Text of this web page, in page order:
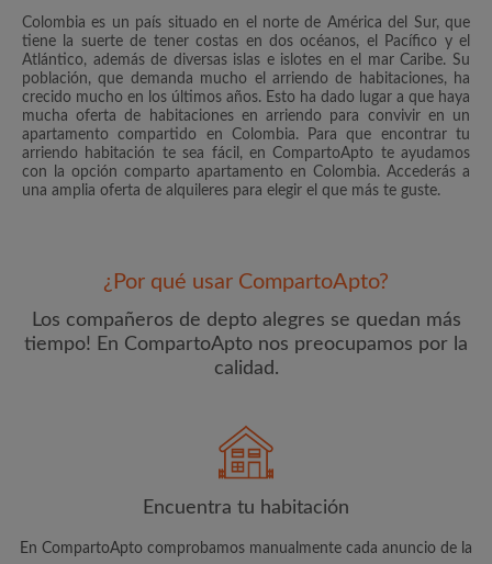
O
Alquiler mensual máximo (COP$)
Nombre
Dirección de correo electrónico
He leído, entendido y acepto las Términos y Condiciones
Colombia es un país situado en el norte de América del Sur, que
tiene la suerte de tener costas en dos océanos, el Pacífico y el
Atlántico, además de diversas islas e islotes en el mar Caribe. Su
población, que demanda mucho el arriendo de habitaciones, ha
crecido mucho en los últimos años. Esto ha dado lugar a que haya
mucha oferta de habitaciones en arriendo para convivir en un
apartamento compartido en Colombia. Para que encontrar tu
arriendo habitación te sea fácil, en CompartoApto te ayudamos
con la opción comparto apartamento en Colombia. Accederás a
una amplia oferta de alquileres para elegir el que más te guste.
¿Por qué usar CompartoApto?
Los compañeros de depto alegres se quedan más
tiempo! En CompartoApto nos preocupamos por la
calidad.
Encuentra tu habitación
En CompartoApto comprobamos manualmente cada anuncio de la